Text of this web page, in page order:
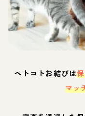
ペトコトお結びは
マッ